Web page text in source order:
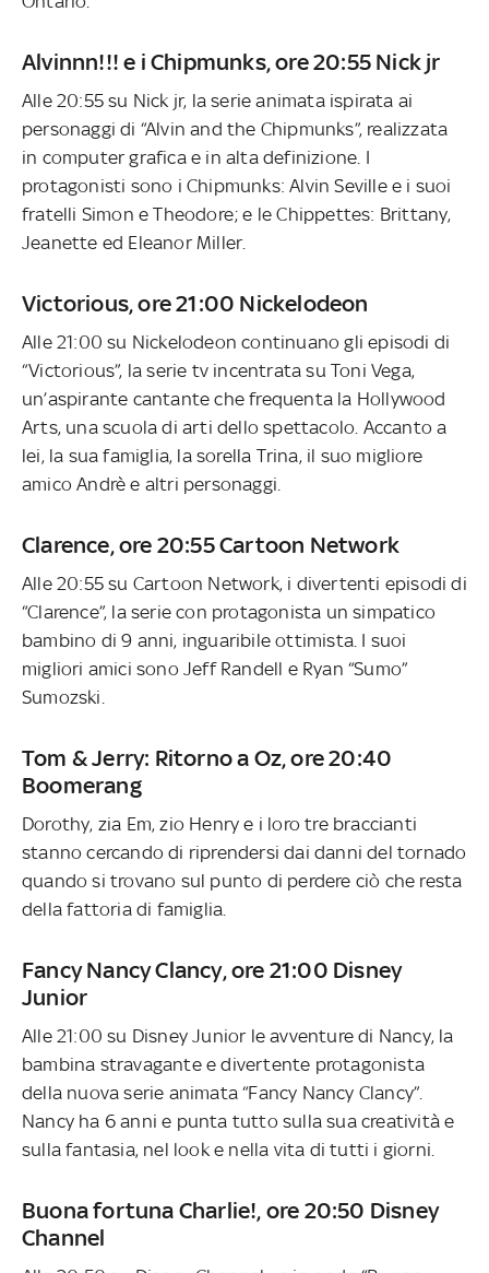
Alvinnn!!! e i Chipmunks, ore 20:55 Nick jr
Alle 20:55 su Nick jr, la serie animata ispirata ai
personaggi di “Alvin and the Chipmunks”, realizzata
in computer grafica e in alta definizione. I
protagonisti sono i Chipmunks: Alvin Seville e i suoi
fratelli Simon e Theodore; e le Chippettes: Brittany,
Jeanette ed Eleanor Miller.
Victorious, ore 21:00 Nickelodeon
Alle 21:00 su Nickelodeon continuano gli episodi di
“Victorious”, la serie tv incentrata su Toni Vega,
un’aspirante cantante che frequenta la Hollywood
Arts, una scuola di arti dello spettacolo. Accanto a
lei, la sua famiglia, la sorella Trina, il suo migliore
amico Andrè e altri personaggi.
Clarence, ore 20:55 Cartoon Network
Alle 20:55 su Cartoon Network, i divertenti episodi di
“Clarence”, la serie con protagonista un simpatico
bambino di 9 anni, inguaribile ottimista. I suoi
migliori amici sono Jeff Randell e Ryan “Sumo”
Sumozski.
Tom & Jerry: Ritorno a Oz, ore 20:40
Boomerang
Dorothy, zia Em, zio Henry e i loro tre braccianti
stanno cercando di riprendersi dai danni del tornado
quando si trovano sul punto di perdere ciò che resta
della fattoria di famiglia.
Fancy Nancy Clancy, ore 21:00 Disney
Junior
Alle 21:00 su Disney Junior le avventure di Nancy, la
bambina stravagante e divertente protagonista
della nuova serie animata “Fancy Nancy Clancy”.
Nancy ha 6 anni e punta tutto sulla sua creatività e
sulla fantasia, nel look e nella vita di tutti i giorni.
Buona fortuna Charlie!, ore 20:50 Disney
Channel